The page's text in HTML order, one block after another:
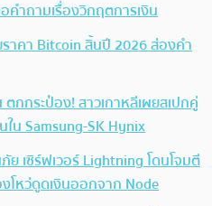
คำถามเรื่องวิกฤตการเงิน
าคา Bitcoin สิ้นปี 2026 ส่องคำ
ตกกระป๋อง! สาวเกาหลีเผยสเปกคู่
น Samsung-SK Hynix
ย เซิร์ฟเวอร์ Lightning โดนโจมตี
โหว่ดูดเงินออกจาก Node